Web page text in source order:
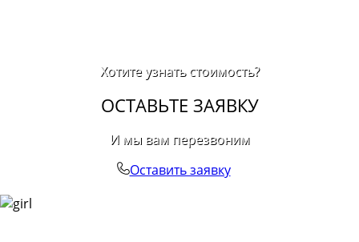
Хотите узнать стоимость?
ОСТАВЬТЕ ЗАЯВКУ
И мы вам перезвоним
Оставить заявку